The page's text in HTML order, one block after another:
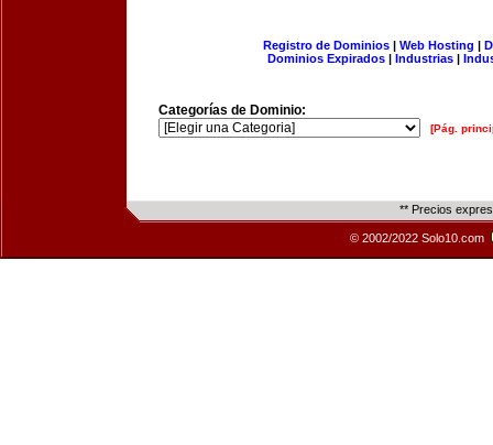
Registro de Dominios| Web Hosting |
Dominios Expirados | Industrias |
Categorías de Dominio:
[Pág.
** Precios
© 2002/2022 Solo10.com